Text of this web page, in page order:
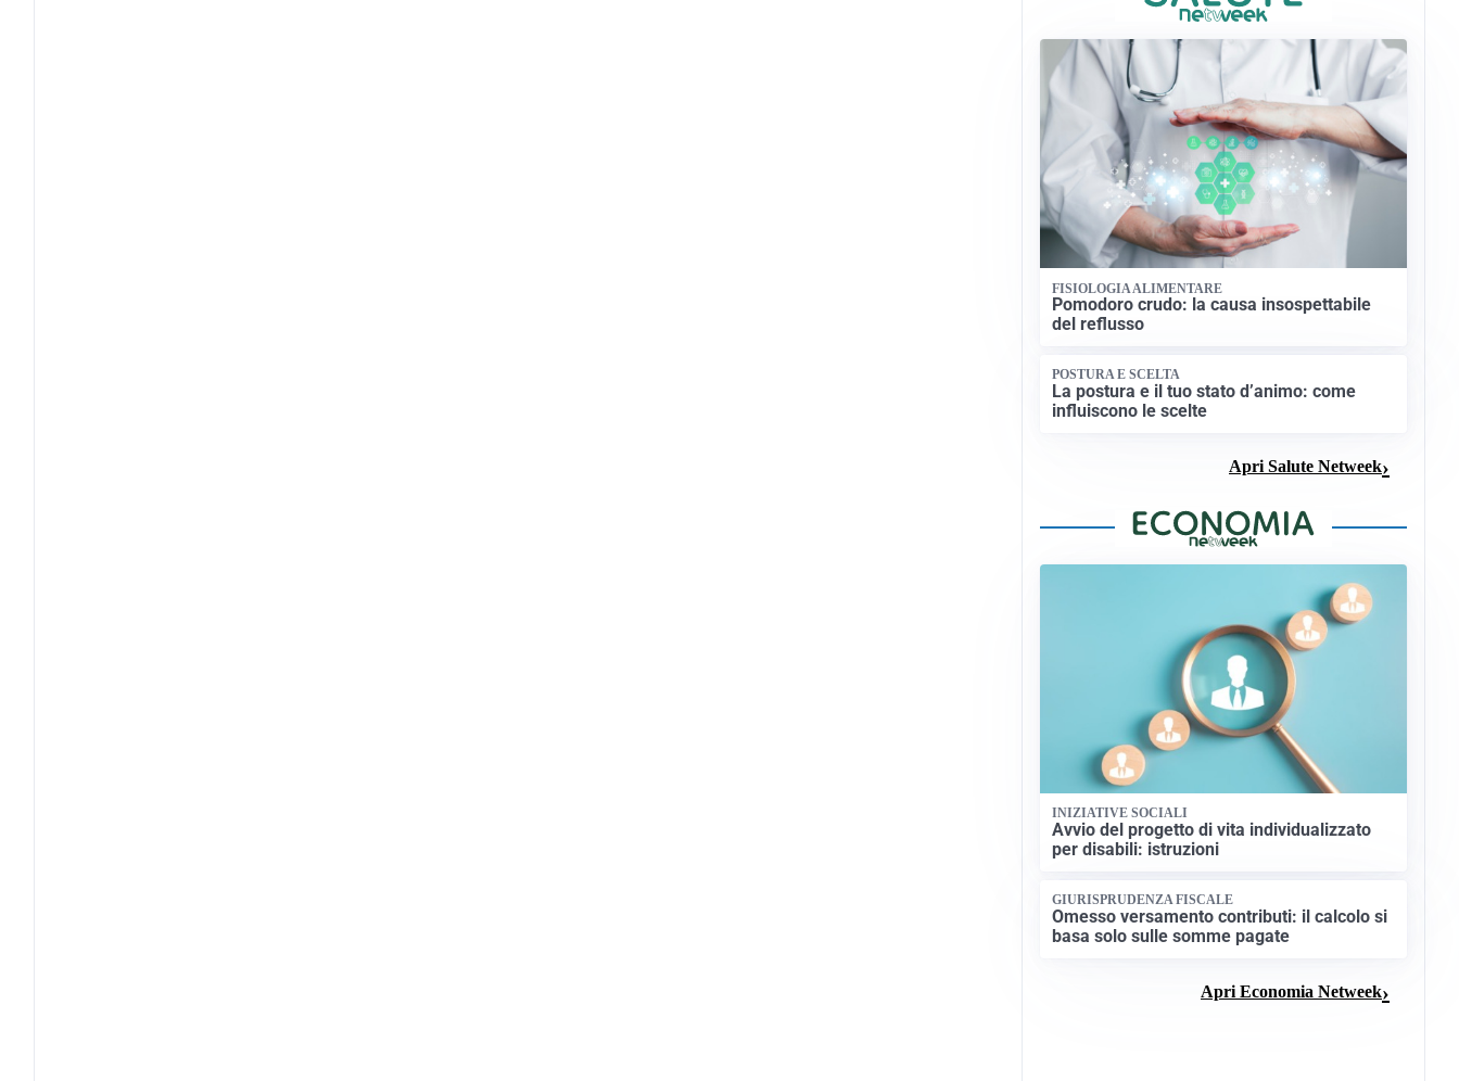
FISIOLOGIA ALIMENTARE
Pomodoro crudo: la causa insospettabile
del reflusso
POSTURA E SCELTA
La postura e il tuo stato d’animo: come
influiscono le scelte
Apri Salute Netweek
INIZIATIVE SOCIALI
Avvio del progetto di vita individualizzato
per disabili: istruzioni
GIURISPRUDENZA FISCALE
Omesso versamento contributi: il calcolo si
basa solo sulle somme pagate
Apri Economia Netweek